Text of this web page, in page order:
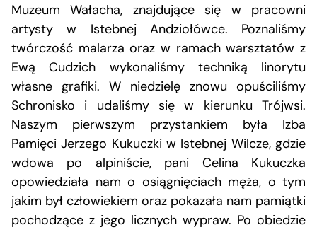
Muzeum Wałacha, znajdujące się w pracowni
artysty w Istebnej Andziołówce. Poznaliśmy
twórczość malarza oraz w ramach warsztatów z
Ewą Cudzich wykonaliśmy techniką linorytu
własne grafiki. W niedzielę znowu opuściliśmy
Schronisko i udaliśmy się w kierunku Trójwsi.
Naszym pierwszym przystankiem była Izba
Pamięci Jerzego Kukuczki w Istebnej Wilcze, gdzie
wdowa po alpiniście, pani Celina Kukuczka
opowiedziała nam o osiągnięciach męża, o tym
jakim był człowiekiem oraz pokazała nam pamiątki
pochodzące z jego licznych wypraw. Po obiedzie